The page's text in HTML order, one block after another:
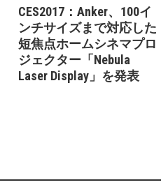
CES2017：Anker、100イ
ンチサイズまで対応した
短焦点ホームシネマプロ
ジェクター「Nebula
Laser Display」を発表